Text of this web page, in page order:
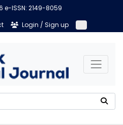
e-ISSN: 2149-8059
Login / Sign up